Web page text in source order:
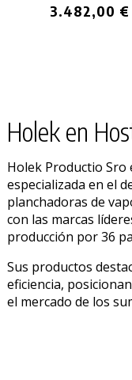
3.482,00 €
Holek en
Holek Productio Sro
especializada en el
planchadoras de
con las marcas
producción por 36
Sus productos
eficiencia,
el mercado de los